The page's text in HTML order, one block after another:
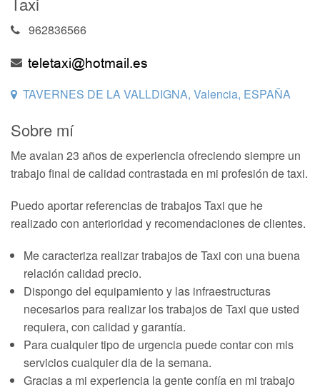
962836566
TAVERNES DE LA VALLDIGNA, Valencia, ESPAÑA
Sobre mí
Me avalan 23 años de experiencia ofreciendo siempre un
trabajo final de calidad contrastada en mi profesión de taxi.
Puedo aportar referencias de trabajos Taxi que he
realizado con anterioridad y recomendaciones de clientes.
Me caracteriza realizar trabajos de Taxi con una buena
relación calidad precio.
Dispongo del equipamiento y las infraestructuras
necesarios para realizar los trabajos de Taxi que usted
requiera, con calidad y garantía.
Para cualquier tipo de urgencia puede contar con mis
servicios cualquier dia de la semana.
Gracias a mi experiencia la gente confía en mi trabajo